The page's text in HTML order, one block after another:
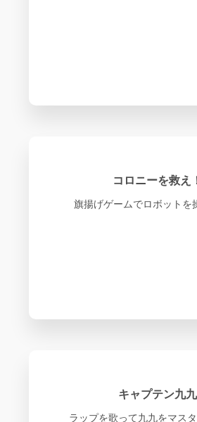
コロニーを救え
旗揚げゲームでロボットを
キャプテン九九
ラップを歌って九九をマス